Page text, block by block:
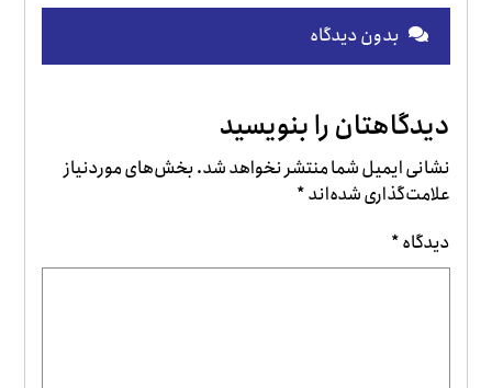
بدون دیدگاه
دیدگاهتان را بنویسید
نشانی ایمیل شما منتشر نخواهد شد.بخش‌های موردنیاز
علامت‌گذاری شده‌اند*
دیدگاه*